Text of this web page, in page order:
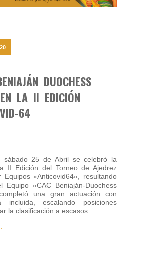
DUOCHESS
LA II EDICIÓN
64
sábado 25 de Abril se celebró la
II Edición del Torneo de Ajedrez
Equipos «Anticovid64«, resultando
Equipo «CAC Beniaján-Duochess
una gran actuación con
incluida, escalando posiciones
la clasificación a escasos…